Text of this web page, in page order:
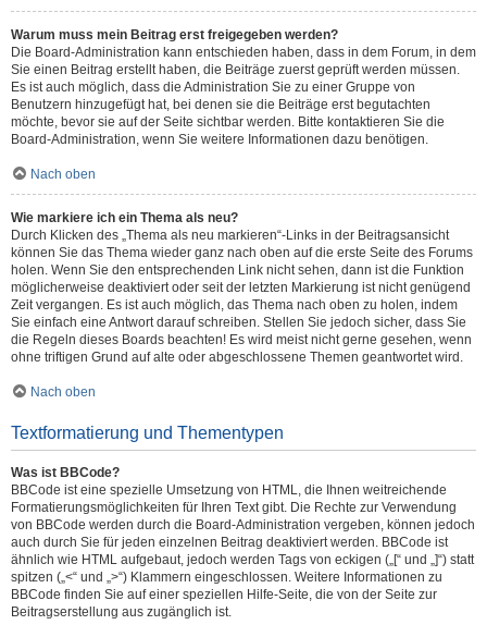
Warum muss mein Beitrag erst freigegeben werden?
Die Board-Administration kann entschieden haben, dass in dem Forum, in dem
Sie einen Beitrag erstellt haben, die Beiträge zuerst geprüft werden müssen.
Es ist auch möglich, dass die Administration Sie zu einer Gruppe von
Benutzern hinzugefügt hat, bei denen sie die Beiträge erst begutachten
möchte, bevor sie auf der Seite sichtbar werden. Bitte kontaktieren Sie die
Board-Administration, wenn Sie weitere Informationen dazu benötigen.
Nach oben
Wie markiere ich ein Thema als neu?
Durch Klicken des „Thema als neu markieren“-Links in der Beitragsansicht
können Sie das Thema wieder ganz nach oben auf die erste Seite des Forums
holen. Wenn Sie den entsprechenden Link nicht sehen, dann ist die Funktion
möglicherweise deaktiviert oder seit der letzten Markierung ist nicht genügend
Zeit vergangen. Es ist auch möglich, das Thema nach oben zu holen, indem
Sie einfach eine Antwort darauf schreiben. Stellen Sie jedoch sicher, dass Sie
die Regeln dieses Boards beachten! Es wird meist nicht gerne gesehen, wenn
ohne triftigen Grund auf alte oder abgeschlossene Themen geantwortet wird.
Nach oben
Textformatierung und Thementypen
Was ist BBCode?
BBCode ist eine spezielle Umsetzung von HTML, die Ihnen weitreichende
Formatierungsmöglichkeiten für Ihren Text gibt. Die Rechte zur Verwendung
von BBCode werden durch die Board-Administration vergeben, können jedoch
auch durch Sie für jeden einzelnen Beitrag deaktiviert werden. BBCode ist
ähnlich wie HTML aufgebaut, jedoch werden Tags von eckigen („[“ und „]“) statt
spitzen („<“ und „>“) Klammern eingeschlossen. Weitere Informationen zu
BBCode finden Sie auf einer speziellen Hilfe-Seite, die von der Seite zur
Beitragserstellung aus zugänglich ist.